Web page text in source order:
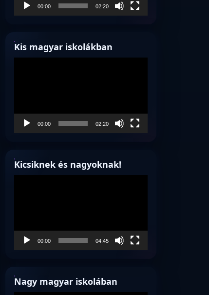
00:00 02:20
Kis magyar iskolákban
00:00 02:20
Kicsiknek és nagyoknak!
00:00 04:45
Nagy magyar iskolában